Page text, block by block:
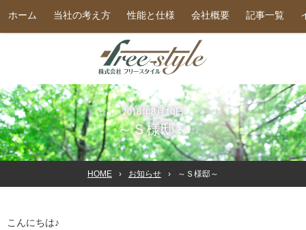
ホーム 当社の考え方 性能と仕様 会社概要 記事一覧
2018年8月10日
～Ｓ様邸～
HOME お知らせ ～Ｓ様邸～
こんにちは♪